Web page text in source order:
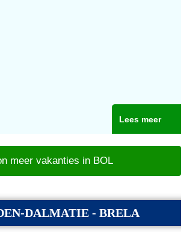
Lees meer
meer vakanties in BOL
DALMATIE - BRELA